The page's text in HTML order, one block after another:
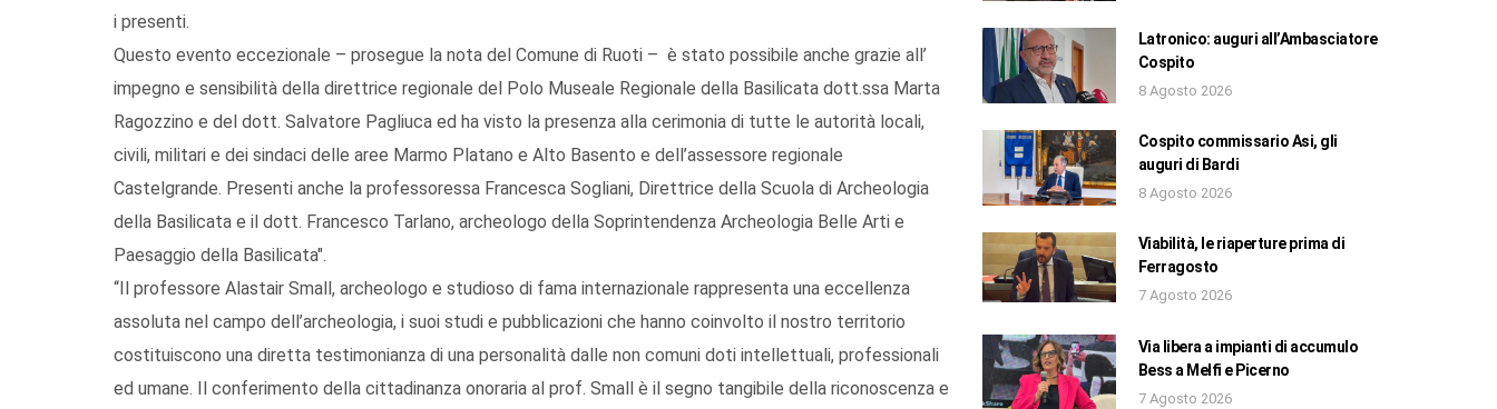
i presenti.
Questo evento eccezionale – prosegue la nota del Comune di Ruoti – è stato possibile anche grazie all’
impegno e sensibilità della direttrice regionale del Polo Museale Regionale della Basilicata dott.ssa Marta
Ragozzino e del dott. Salvatore Pagliuca ed ha visto la presenza alla cerimonia di tutte le autorità locali,
civili, militari e dei sindaci delle aree Marmo Platano e Alto Basento e dell’assessore regionale
Castelgrande. Presenti anche la professoressa Francesca Sogliani, Direttrice della Scuola di Archeologia
della Basilicata e il dott. Francesco Tarlano, archeologo della Soprintendenza Archeologia Belle Arti e
Paesaggio della Basilicata".
“Il professore Alastair Small, archeologo e studioso di fama internazionale rappresenta una eccellenza
assoluta nel campo dell’archeologia, i suoi studi e pubblicazioni che hanno coinvolto il nostro territorio
costituiscono una diretta testimonianza di una personalità dalle non comuni doti intellettuali, professionali
ed umane. Il conferimento della cittadinanza onoraria al prof. Small è il segno tangibile della riconoscenza e
Latronico: auguri all’Ambasciatore
Cospito
8 Agosto 2026
Cospito commissario Asi, gli
auguri di Bardi
8 Agosto 2026
Viabilità, le riaperture prima di
Ferragosto
7 Agosto 2026
Via libera a impianti di accumulo
Bess a Melfi e Picerno
7 Agosto 2026